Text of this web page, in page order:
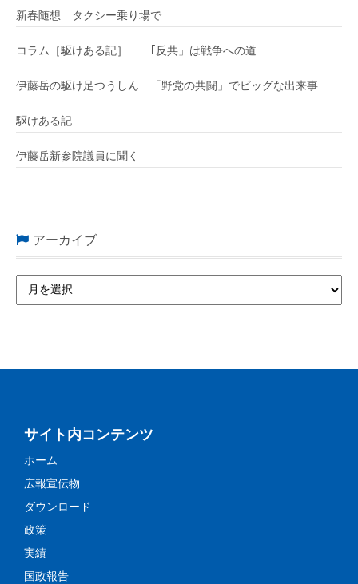
新春随想 タクシー乗り場で
コラム［駆けある記］ ｢反共」は戦争への道
伊藤岳の駆け足つうしん 「野党の共闘」でビッグな出来事
駆けある記
伊藤岳新参院議員に聞く
アーカイブ
サイト内コンテンツ
ホーム
広報宣伝物
ダウンロード
政策
実績
国政報告